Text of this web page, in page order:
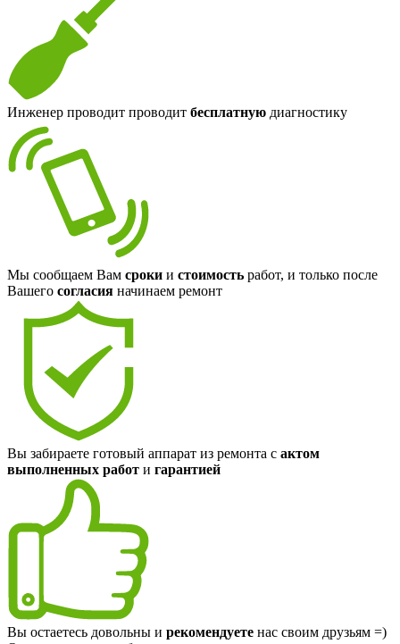
Инженер проводит проводит бесплатную диагностику
Мы сообщаем Вам сроки и стоимость работ, и только после
Вашего согласия начинаем ремонт
Вы забираете готовый аппарат из ремонта с актом
выполненных работ и гарантией
Вы остаетесь довольны и рекомендуете нас своим друзьям =)